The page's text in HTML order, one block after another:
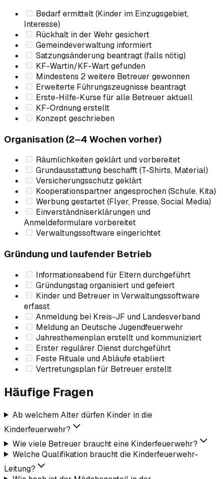
Bedarf ermittelt (Kinder im Einzugsgebiet,
Interesse)
Rückhalt in der Wehr gesichert
Gemeindeverwaltung informiert
Satzungsänderung beantragt (falls nötig)
KF-Wartin/KF-Wart gefunden
Mindestens 2 weitere Betreuer gewonnen
Erweiterte Führungszeugnisse beantragt
Erste-Hilfe-Kurse für alle Betreuer aktuell
KF-Ordnung erstellt
Konzept geschrieben
Organisation (2–4 Wochen vorher)
Räumlichkeiten geklärt und vorbereitet
Grundausstattung beschafft (T-Shirts, Material)
Versicherungsschutz geklärt
Kooperationspartner angesprochen (Schule, Kita)
Werbung gestartet (Flyer, Presse, Social Media)
Einverständniserklärungen und
Anmeldeformulare vorbereitet
Verwaltungssoftware eingerichtet
Gründung und laufender Betrieb
Informationsabend für Eltern durchgeführt
Gründungstag organisiert und gefeiert
Kinder und Betreuer in Verwaltungssoftware
erfasst
Anmeldung bei Kreis-JF und Landesverband
Meldung an Deutsche Jugendfeuerwehr
Jahresthemenplan erstellt und kommuniziert
Erster regulärer Dienst durchgeführt
Feste Rituale und Abläufe etabliert
Vertretungsplan für Betreuer erstellt
Häufige Fragen
Ab welchem Alter dürfen Kinder in die
Kinderfeuerwehr?
Wie viele Betreuer braucht eine Kinderfeuerwehr?
Welche Qualifikation braucht die Kinderfeuerwehr-
Leitung?